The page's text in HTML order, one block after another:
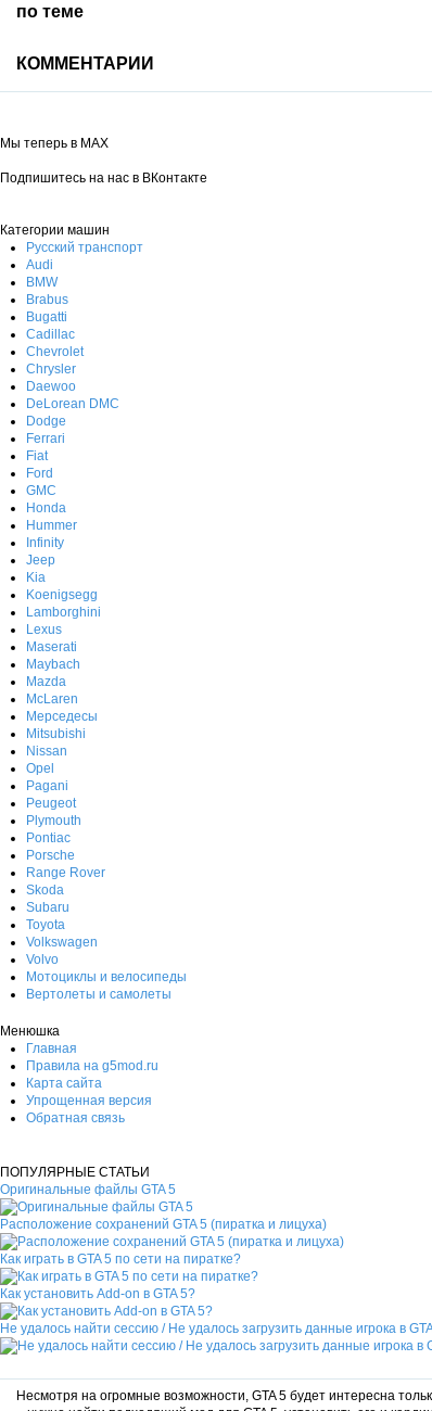
по теме
КОММЕНТАРИИ
Мы теперь в MAX
Подпишитесь на нас в ВКонтакте
Категории машин
Русский транспорт
Audi
BMW
Brabus
Bugatti
Cadillac
Chevrolet
Chrysler
Daewoo
DeLorean DMC
Dodge
Ferrari
Fiat
Ford
GMC
Honda
Hummer
Infinity
Jeep
Kia
Koenigsegg
Lamborghini
Lexus
Maserati
Maybach
Mazda
McLaren
Мерседесы
Mitsubishi
Nissan
Opel
Pagani
Peugeot
Plymouth
Pontiac
Porsche
Range Rover
Skoda
Subaru
Toyota
Volkswagen
Volvo
Мотоциклы и велосипеды
Вертолеты и самолеты
Менюшка
Главная
Правила на g5mod.ru
Карта сайта
Упрощенная версия
Обратная связь
ПОПУЛЯРНЫЕ СТАТЬИ
Оригинальные файлы GTA 5
Расположение сохранений GTA 5 (пиратка и лицуха)
Как играть в GTA 5 по сети на пиратке?
Как установить Add-on в GTA 5?
Не удалось найти сессию / Не удалось загрузить данные игрока в
Несмотря на огромные возможности, GTA 5 будет интересна